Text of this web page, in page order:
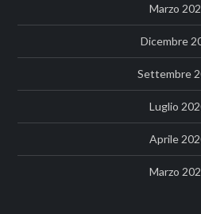
Marzo
Dicembre
Settembre
Luglio
Aprile
Marzo